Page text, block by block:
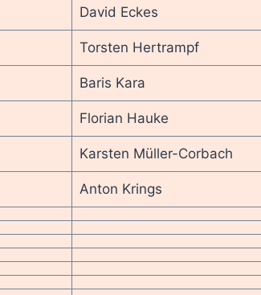
David Eckes
Torsten Hertrampf
Baris Kara
Florian Hauke
Karsten Müller-Corbach
Anton Krings